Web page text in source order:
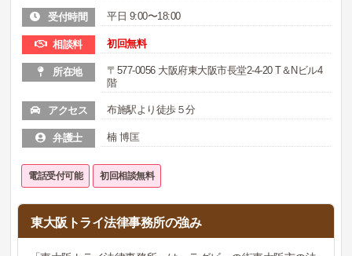
受付時間 平日 9:00〜18:00
相談料 初回無料
所在地
〒577-0056 大阪府東大阪市長堂2-4-20 T＆Nビル4
階
アクセス 布施駅より徒歩５分
弁護士 楠 博匡
電話受付可能 初回相談無料
東大阪トライ法律事務所の強み